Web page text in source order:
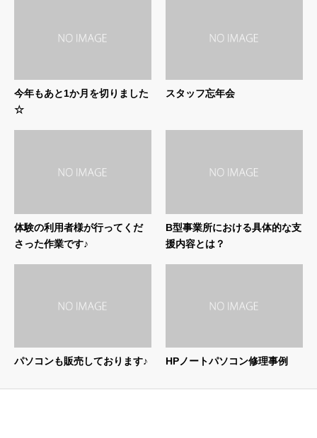
今年もあと1か月を切りました
☆
スタッフ忘年会
体験の利用者様が行ってくだ
さった作業です♪
B型事業所における具体的な支
援内容とは？
パソコンも販売しております♪ HPノートパソコン修理事例